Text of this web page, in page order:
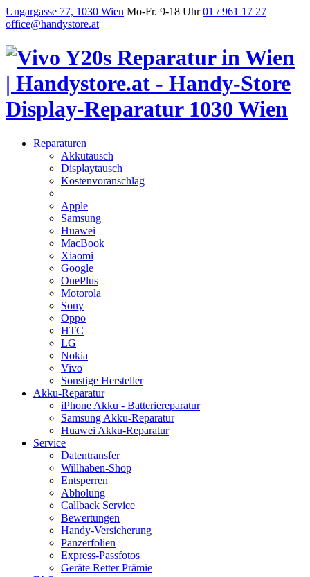
Ungargasse 77, 1030 Wien Mo-Fr. 9-18 Uhr 01 / 961 17 27
office@handystore.at
Reparaturen
Akkutausch
Displaytausch
Kostenvoranschlag
Apple
Samsung
Huawei
MacBook
Xiaomi
Google
OnePlus
Motorola
Sony
Oppo
HTC
LG
Nokia
Vivo
Sonstige Hersteller
Akku-Reparatur
iPhone Akku - Batteriereparatur
Samsung Akku-Reparatur
Huawei Akku-Reparatur
Service
Datentransfer
Willhaben-Shop
Entsperren
Abholung
Callback Service
Bewertungen
Handy-Versicherung
Panzerfolien
Express-Passfotos
Geräte Retter Prämie